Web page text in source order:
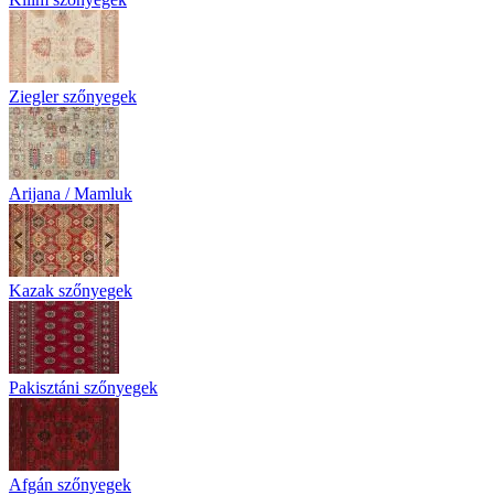
Ziegler szőnyegek
Arijana / Mamluk
Kazak szőnyegek
Pakisztáni szőnyegek
Afgán szőnyegek